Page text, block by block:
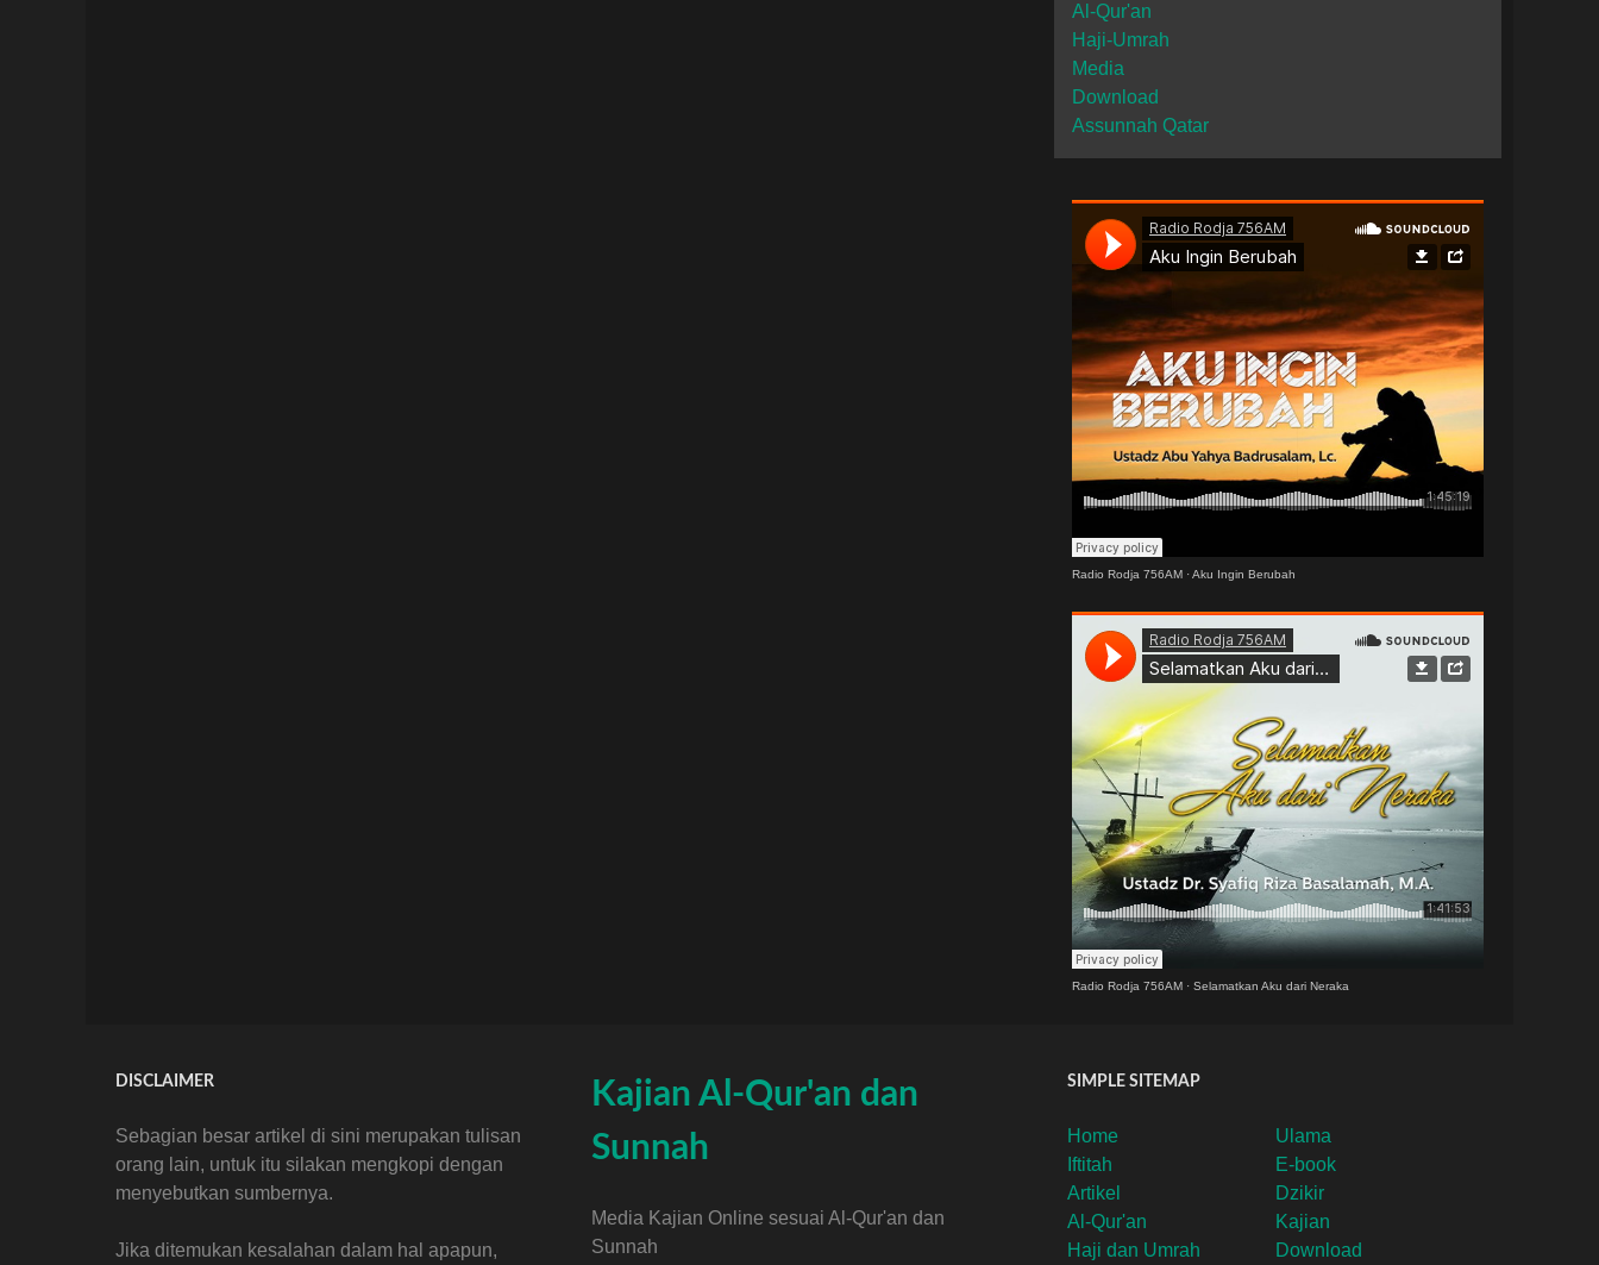
Al-Qur'an
Haji-Umrah
Media
Download
Assunnah Qatar
Radio Rodja 756AM ·Aku Ingin Berubah
Radio Rodja 756AM · Selamatkan Aku dari Neraka
DISCLAIMER
Sebagian besar artikel di sini merupakan tulisan
orang lain, untuk itu silakan mengkopi dengan
menyebutkan sumbernya.
Jika ditemukan kesalahan dalam hal apapun,
Kajian Al-Qur'an dan
Sunnah
Media Kajian Online sesuai Al-Qur'an dan
Sunnah
SIMPLE SITEMAP
Home
Iftitah
Artikel
Al-Qur'an
Haji dan Umrah
Ulama
E-book
Dzikir
Kajian
Download